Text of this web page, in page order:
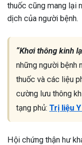
thuốc cũng mang lại
dịch của người bệnh.
“Khơi thông kinh
những người bệnh
thuốc và các liệu
cường lưu thông
tạng phủ: Trị liệu
Hội chứng thận hư